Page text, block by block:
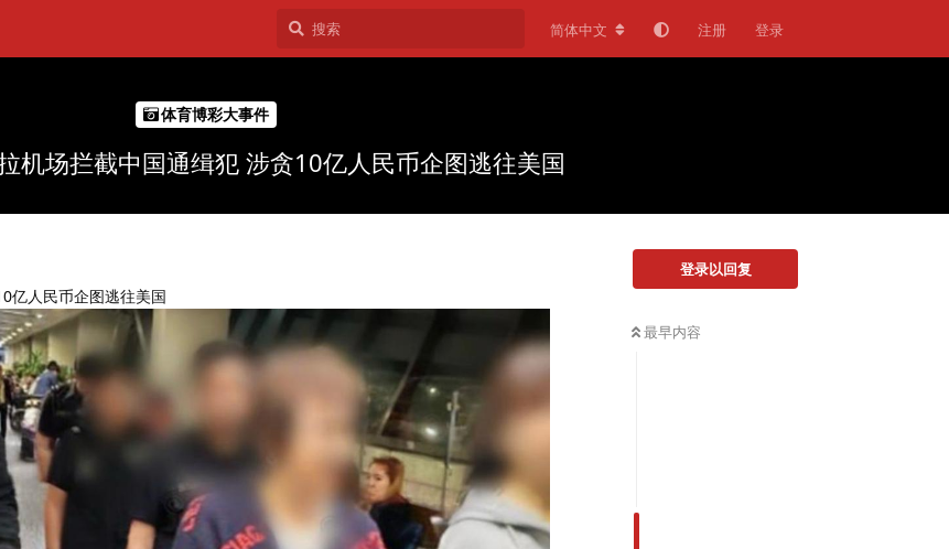
简体中文 注册 登录
体育博彩大事件
机场拦截中国通缉犯 涉贪10亿人民币企图逃往美国
登录以回复
最早内容
亿人民币企图逃往美国